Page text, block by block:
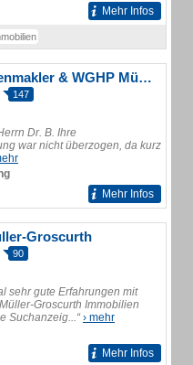
Mehr Infos
A. S. Immobilienmakler & WGHP München
147
Dr. B. Ihre
war nicht überzogen, da kurz
Mehr Infos
Groscurth
90
sehr gute Erfahrungen mit
Groscurth Immobilien
Suchanzeig...“› mehr
Mehr Infos